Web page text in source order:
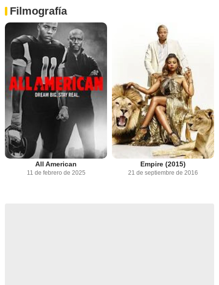
Filmografía
All American
11 de febrero de 2025
Empire (2015)
21 de septiembre de 2016